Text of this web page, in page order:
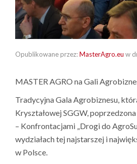
Opublikowane przez:MasterAgro.eu w
MASTER AGRO na Gali
Tradycyjna Gala Agrobiznesu,
Kryształowej SGGW,
– Konfrontacjami „Drogi do
wydziałach tej najstarszej i
w Polsce.